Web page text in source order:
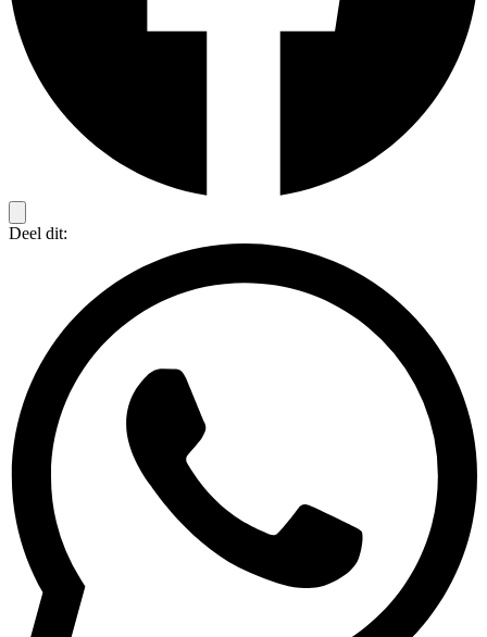
Deel dit: